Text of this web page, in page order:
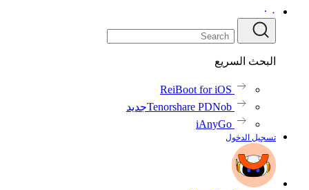
البحث السريع
ReiBoot for iOS
Tenorshare PDNobجديد
iAnyGo
تسجيل الدخول